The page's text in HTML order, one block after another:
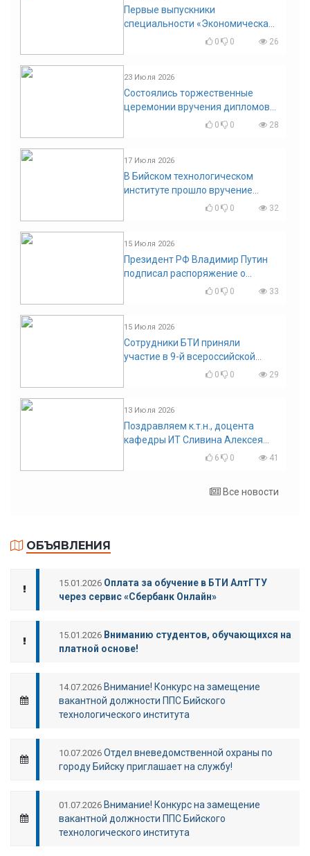
Первые выпускники
специальности «Экономическая
0 0 26
23 Июля 2026
Состоялись торжественные
церемонии вручения дипломов
0 0 28
17 Июля 2026
В Бийском технологическом
институте прошло вручение
0 0 32
15 Июля 2026
Президент РФ Владимир Путин
подписал распоряжение о
поощрении граждан и трудовых
0 0 33
15 Июля 2026
Сотрудники БТИ приняли
участие в 9-й всероссийской
конференции по задачам со
0 0 29
13 Июля 2026
Поздравляем к.т.н., доцента
кафедры ИТ Сливина Алексея
Николаевича с юбилеем!
6 0 41
Все новости
ОБЪЯВЛЕНИЯ
15.01.2026 Оплата за обучение в БТИ АлтГТУ
через сервис «Сбербанк Онлайн»
15.01.2026 Вниманию студентов, обучающихся на
платной основе!
14.07.2026 Внимание! Конкурс на замещение
вакантной должности ППС Бийского
технологического института
10.07.2026 Отдел вневедомственной охраны по
городу Бийску приглашает на службу!
01.07.2026 Внимание! Конкурс на замещение
вакантной должности ППС Бийского
технологического института